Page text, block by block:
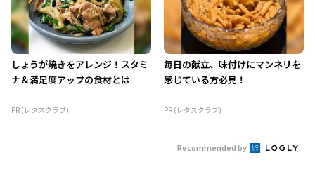
しょうが焼きをアレンジ！スタミ
ナ＆満足度アップの食材とは
PR (レタスクラブ)
毎日の献立、味付けにマンネリを
感じている方必見！
PR (レタスクラブ)
Recommended by